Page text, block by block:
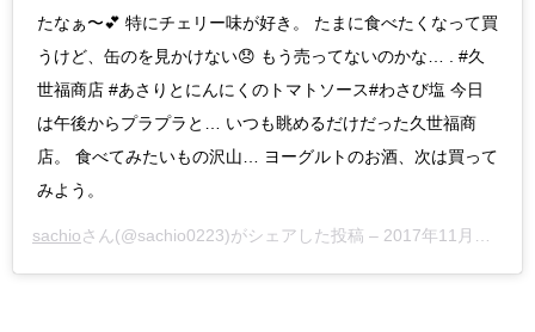
たなぁ〜💕 特にチェリー味が好き。 たまに食べたくなって買
うけど、缶のを見かけない😞 もう売ってないのかな… . #久
世福商店 #あさりとにんにくのトマトソース#わさび塩 今日
は午後からプラプラと… いつも眺めるだけだった久世福商
店。 食べてみたいもの沢山… ヨーグルトのお酒、次は買って
みよう。
sachioさん(@sachio0223)がシェアした投稿 – 2017年11月月6日午前1時08分PST